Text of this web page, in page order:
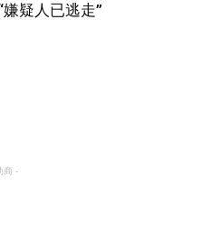
疑人已逃走”
商 -